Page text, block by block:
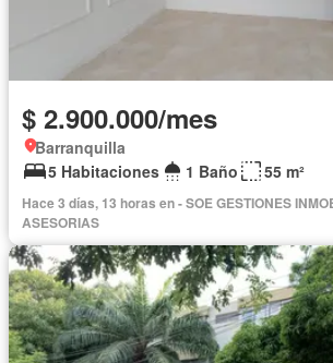
$ 2.900.000/mes
Barranquilla
5 Habitaciones
1 Baño 55 m²
Hace 3 días, 13 horas en - SOE GESTIONES
ASESORIAS